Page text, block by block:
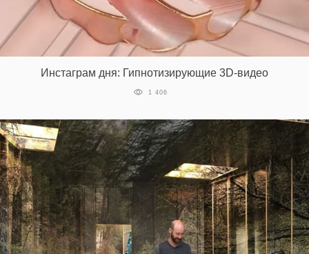
Инстаграм дня: Гипнотизирующие 3D-видео
1 406